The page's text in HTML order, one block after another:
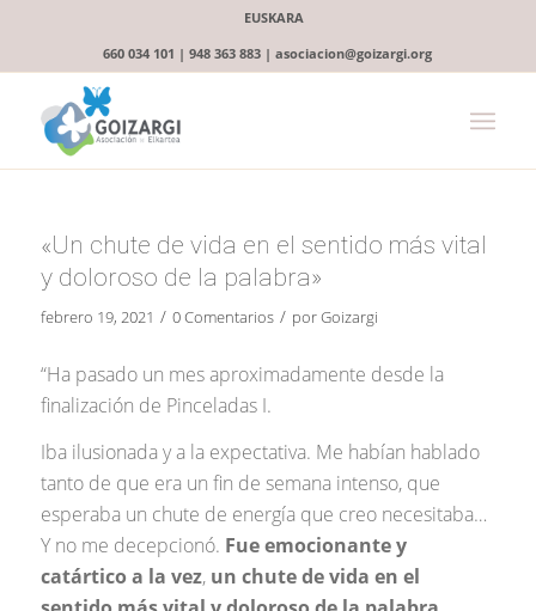
EUSKARA
660 034 101 | 948 363 883 | asociacion@goizargi.org
«Un chute de vida en el sentido más vital
y doloroso de la palabra»
febrero 19, 2021 / 0 Comentarios / porGoizargi
“Ha pasado un mes aproximadamente desde la
finalización de Pinceladas I.
Iba ilusionada y a la expectativa. Me habían hablado
tanto de que era un fin de semana intenso, que
esperaba un chute de energía que creo necesitaba…
Y no me decepcionó. Fue emocionante y
catártico a la vez, un chute de vida en el